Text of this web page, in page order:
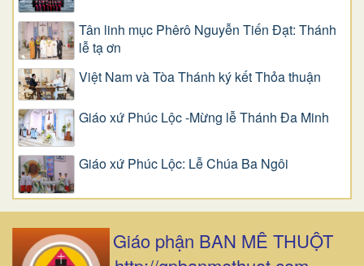
Tân linh mục Phêrô Nguyễn Tiến Đạt: Thánh
lễ tạ ơn
Việt Nam và Tòa Thánh ký kết Thỏa thuận
Giáo xứ Phúc Lộc -Mừng lễ Thánh Đa Minh
Giáo xứ Phúc Lộc: Lễ Chúa Ba Ngôi
Giáo phận BAN MÊ THUỘT